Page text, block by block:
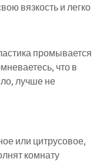
вязкость и легко
промывается
что в
лучше не
или цитрусовое,
комнату